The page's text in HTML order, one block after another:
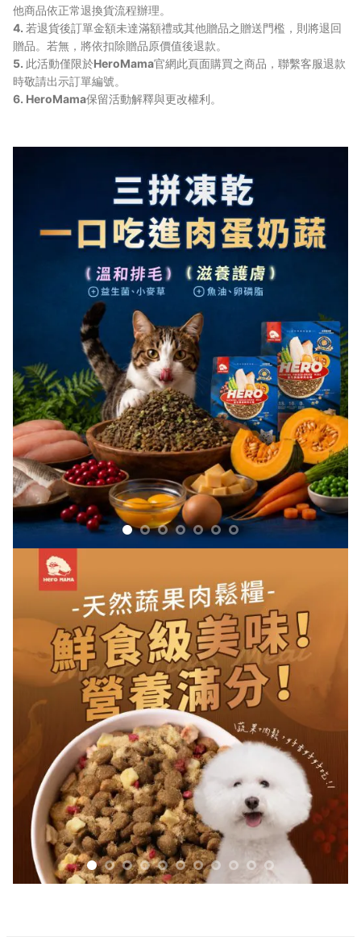
他商品依正常退換貨流程辦理。
4. 若退貨後訂單金額未達滿額禮或其他贈品之贈送門檻，則將退回
贈品。若無，將依扣除贈品原價值後退款。
5. 此活動僅限於HeroMama官網此頁面購買之商品，聯繫客服退款
時敬請出示訂單編號。
6. HeroMama保留活動解釋與更改權利。